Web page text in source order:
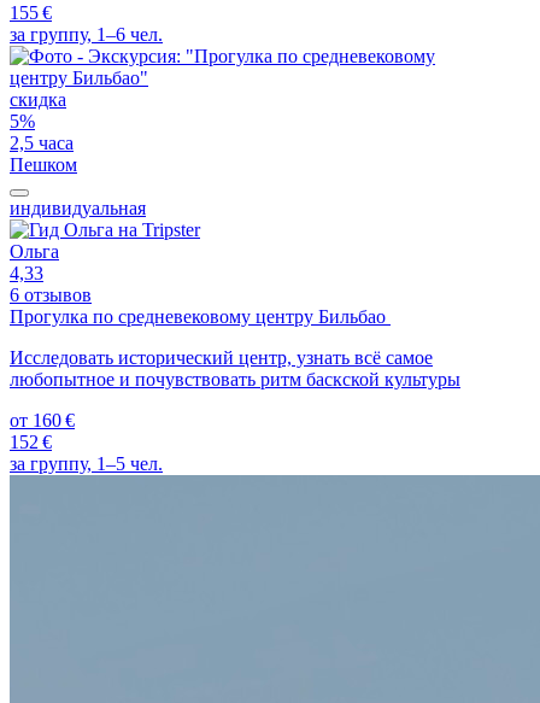
155 €
за группу, 1–6 чел.
скидка
5%
2,5 часа
Пешком
индивидуальная
Ольга
4,33
6 отзывов
Прогулка по средневековому центру Бильбао
Исследовать исторический центр, узнать всё самое
любопытное и почувствовать ритм баскской культуры
от 160 €
152 €
за группу, 1–5 чел.